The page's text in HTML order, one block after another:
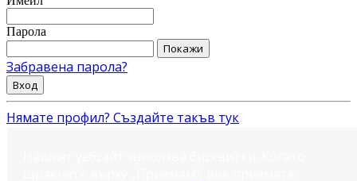
Парола
Покажи
Забравена парола?
Вход
Нямате профил? Създайте такъв тук